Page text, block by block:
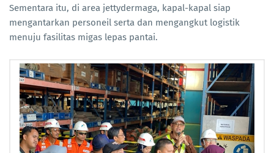
Sementara itu, di area jettydermaga, kapal-kapal siap
mengantarkan personeil serta dan mengangkut logistik
menuju fasilitas migas lepas pantai.